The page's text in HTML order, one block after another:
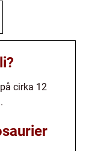
cirka 12